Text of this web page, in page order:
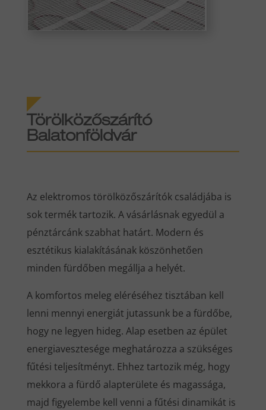
Törölközőszárító
Balatonföldvár
Az elektromos törölközőszárítók családjába is
sok termék tartozik. A vásárlásnak egyedül a
pénztárcánk szabhat határt. Modern és
esztétikus kialakításának köszönhetően
minden fürdőben megállja a helyét.
A komfortos meleg eléréséhez tisztában kell
lenni mennyi energiát jutassunk be a fürdőbe,
hogy ne legyen hideg. Alap esetben az épület
energiavesztesége meghatározza a szükséges
fűtési teljesítményt. Ehhez tartozik még, hogy
mekkora a fürdő alapterülete és magassága,
majd figyelembe kell venni a fűtési dinamikát is